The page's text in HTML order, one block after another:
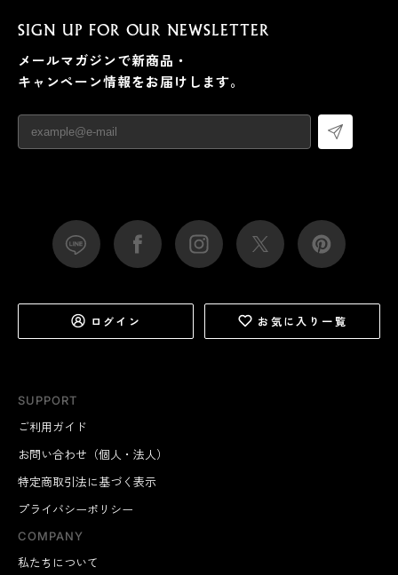
SUPPORT
ご利用ガイド
お問い合わせ（個人・法人）
特定商取引法に基づく表示
プライバシーポリシー
COMPANY
私たちについて
SIGN UP FOR OUR NEWSLETTER
メールマガジンで新商品・
キャンペーン情報をお届けします。
ログイン お気に入り一覧